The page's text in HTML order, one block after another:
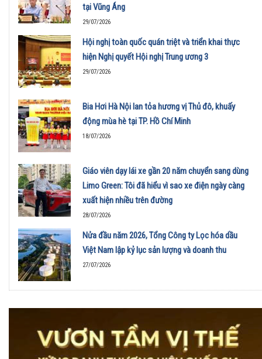
tại Vũng Áng
29/07/2026
Hội nghị toàn quốc quán triệt và triển khai thực
hiện Nghị quyết Hội nghị Trung ương 3
29/07/2026
Bia Hơi Hà Nội lan tỏa hương vị Thủ đô, khuấy
động mùa hè tại TP. Hồ Chí Minh
18/07/2026
Giáo viên dạy lái xe gần 20 năm chuyển sang dùng
Limo Green: Tôi đã hiểu vì sao xe điện ngày càng
xuất hiện nhiều trên đường
28/07/2026
Nửa đầu năm 2026, Tổng Công ty Lọc hóa dầu
Việt Nam lập kỷ lục sản lượng và doanh thu
27/07/2026